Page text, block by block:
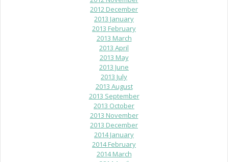
2012 December
2013 January
2013 February
2013 March
2013 April
2013 May
2013 June
2013 July
2013 August
2013 September
2013 October
2013 November
2013 December
2014 January
2014 February
2014 March